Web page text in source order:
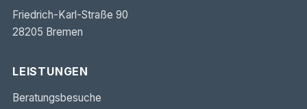
Friedrich-Karl-Straße 90
28205 Bremen
LEISTUNGEN
Beratungsbesuche